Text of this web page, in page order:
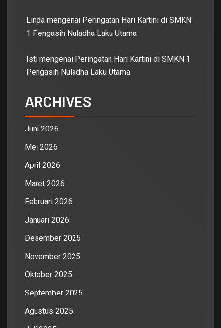
Linda mengenai Peringatan Hari Kartini di SMKN
1 Pengasih Nuladha Laku Utama
Isti mengenai Peringatan Hari Kartini di SMKN 1
Pengasih Nuladha Laku Utama
ARCHIVES
Juni 2026
Mei 2026
April 2026
Maret 2026
Februari 2026
Januari 2026
Desember 2025
November 2025
Oktober 2025
September 2025
Agustus 2025